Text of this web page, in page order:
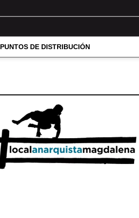
PUNTOS DE DISTRIBUCIÓN